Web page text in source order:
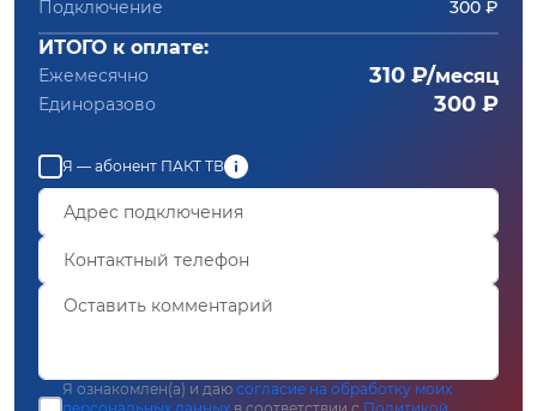
Подключение
300 ₽
ИТОГО к оплате:
Ежемесячно 310 ₽/месяц
Единоразово 300 ₽
Я — абонент ПАКТ ТВ
Я ознакомлен(а) и даю согласие на обработку моих